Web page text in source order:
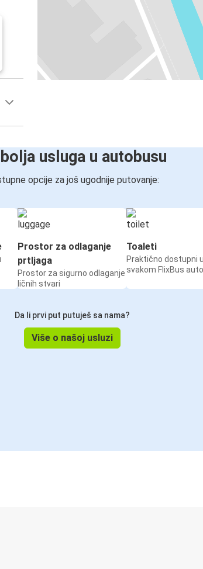
usluga u autobusu
opcije za još ugodnije putovanje:
Prostor za odlaganje
prtljaga
Prostor za sigurno odlaganje
ličnih stvari
Toaleti
Praktično dostupni
svakom FlixBus
Da li prvi put putuješ sa nama?
Više o našoj usluzi